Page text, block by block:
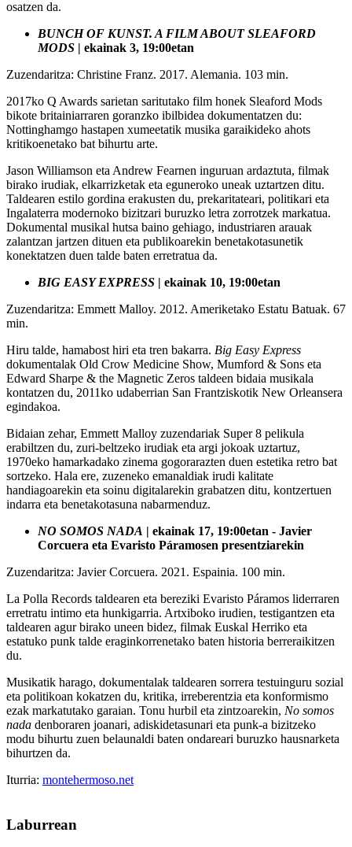
osatzen da.
BUNCH OF KUNST. A FILM ABOUT SLEAFORD
MODS | ekainak 3, 19:00etan
Zuzendaritza: Christine Franz. 2017. Alemania. 103 min.
2017ko Q Awards sarietan saritutako film honek Sleaford Mods
bikote britainiarraren goranzko ibilbidea dokumentatzen du:
Nottinghamgo hastapen xumeetatik musika garaikideko ahots
kritikoenetako bat bihurtu arte.
Jason Williamson eta Andrew Fearnen inguruan ardaztuta, filmak
birako irudiak, elkarrizketak eta eguneroko uneak uztartzen ditu.
Taldearen estilo gordina erakusten du, prekaritateari, politikari eta
Ingalaterra modernoko bizitzari buruzko letra zorrotzek markatua.
Dokumental musikal hutsa baino gehiago, industriaren arauak
zalantzan jartzen dituen eta publikoarekin benetakotasunetik
konektatzen duen talde baten erretratua da.
BIG EASY EXPRESS | ekainak 10, 19:00etan
Zuzendaritza: Emmett Malloy. 2012. Ameriketako Estatu Batuak. 67
min.
Hiru talde, hamabost hiri eta tren bakarra. Big Easy Express
dokumentalak Old Crow Medicine Show, Mumford & Sons eta
Edward Sharpe & the Magnetic Zeros taldeen bidaia musikala
kontatzen du, 2011ko udaberrian San Frantziskotik New Orleansera
egindakoa.
Bidaian zehar, Emmett Malloy zuzendariak Super 8 pelikula
erabiltzen du, zuri-beltzeko irudiak eta argi jokoak uztartuz,
1970eko hamarkadako zinema gogorarazten duen estetika retro bat
sortzeko. Hala ere, zuzeneko emanaldiak irudi kalitate
handiagoarekin eta soinu digitalarekin grabatzen ditu, kontzertuen
indarra eta benetakotasuna nabarmenduz.
NO SOMOS NADA | ekainak 17, 19:00etan - Javier
Corcuera eta Evaristo Páramosen presentziarekin
Zuzendaritza: Javier Corcuera. 2021. Espainia. 100 min.
La Polla Records taldearen eta bereziki Evaristo Páramos liderraren
erretratu intimo eta hunkigarria. Artxiboko irudien, testigantzen eta
taldearen agur birako uneen bidez, filmak Euskal Herriko eta
estatuko punk talde eraginkorrenetako baten historia berreraikitzen
du.
Musikatik harago, dokumentalak taldearen sorrera testuinguru sozial
eta politikoan kokatzen du, kritika, irreberentzia eta konformismo
ezak markatutako garaian. Tonu hurbil eta zintzoarekin, No somos
nada denboraren joanari, adiskidetasunari eta punk-a bizitzeko
modu bihurtu zuen belaunaldi baten ondareari buruzko hausnarketa
bihurtzen da.
Iturria: montehermoso.net
Laburrean